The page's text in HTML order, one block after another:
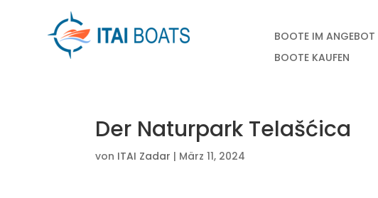
BOOTE IM ANGEBOT
BOOTE KAUFEN
Der Naturpark Telašćica
von ITAI Zadar | März 11, 2024